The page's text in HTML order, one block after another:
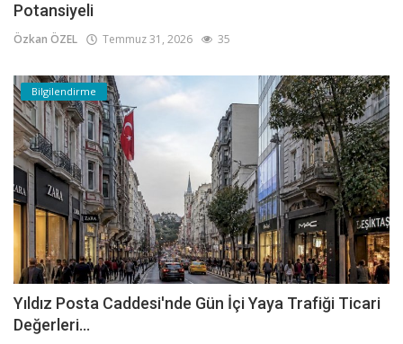
Potansiyeli
Özkan ÖZEL Temmuz 31, 2026 35
Bilgilendirme
Yıldız Posta Caddesi'nde Gün İçi Yaya Trafiği Ticari
Değerleri...